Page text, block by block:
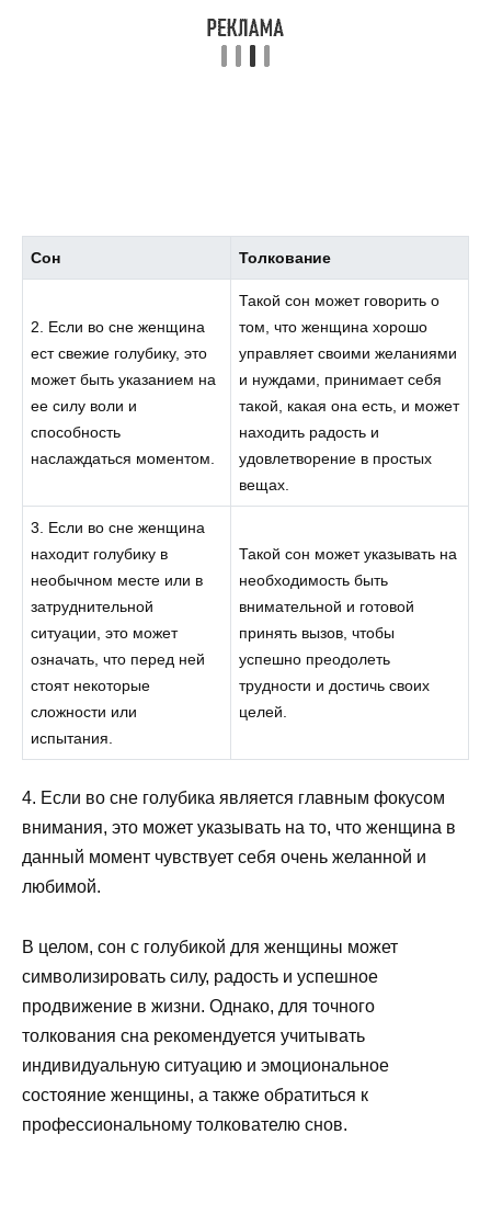
Сон Толкование
2. Если во сне женщина
ест свежие голубику, это
может быть указанием на
ее силу воли и
способность
наслаждаться моментом.
Такой сон может говорить о
том, что женщина хорошо
управляет своими желаниями
и нуждами, принимает себя
такой, какая она есть, и может
находить радость и
удовлетворение в простых
вещах.
3. Если во сне женщина
находит голубику в
необычном месте или в
затруднительной
ситуации, это может
означать, что перед ней
стоят некоторые
сложности или
испытания.
Такой сон может указывать на
необходимость быть
внимательной и готовой
принять вызов, чтобы
успешно преодолеть
трудности и достичь своих
целей.
4. Если во сне голубика является главным фокусом
внимания, это может указывать на то, что женщина в
данный момент чувствует себя очень желанной и
любимой.
В целом, сон с голубикой для женщины может
символизировать силу, радость и успешное
продвижение в жизни. Однако, для точного
толкования сна рекомендуется учитывать
индивидуальную ситуацию и эмоциональное
состояние женщины, а также обратиться к
профессиональному толкователю снов.